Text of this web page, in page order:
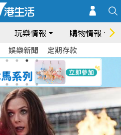
玩樂情報 購物情報
娛樂新聞 定期存款